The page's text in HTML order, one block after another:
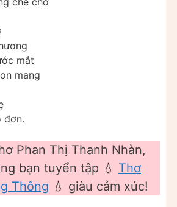
mắt
mang
đơn.
Phan Thị Thanh Nhàn,
bạn tuyển tập 💧 Thơ
Thông 💧 giàu cảm xúc!